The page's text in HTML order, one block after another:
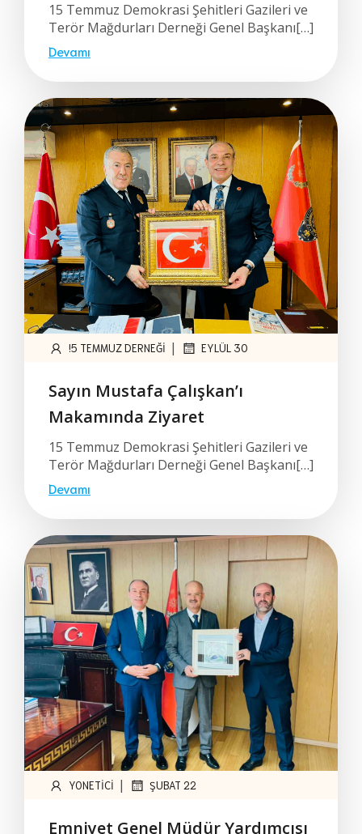
15 Temmuz Demokrasi Şehitleri Gazileri ve
Terör Mağdurları Derneği Genel Başkanı[…]
Devamı
!5 TEMMUZ DERNEĞI | EYLÜL 30
Sayın Mustafa Çalışkan’ı
Makamında Ziyaret
15 Temmuz Demokrasi Şehitleri Gazileri ve
Terör Mağdurları Derneği Genel Başkanı[…]
Devamı
YONETICI | ŞUBAT 22
Emniyet Genel Müdür Yardımcısı